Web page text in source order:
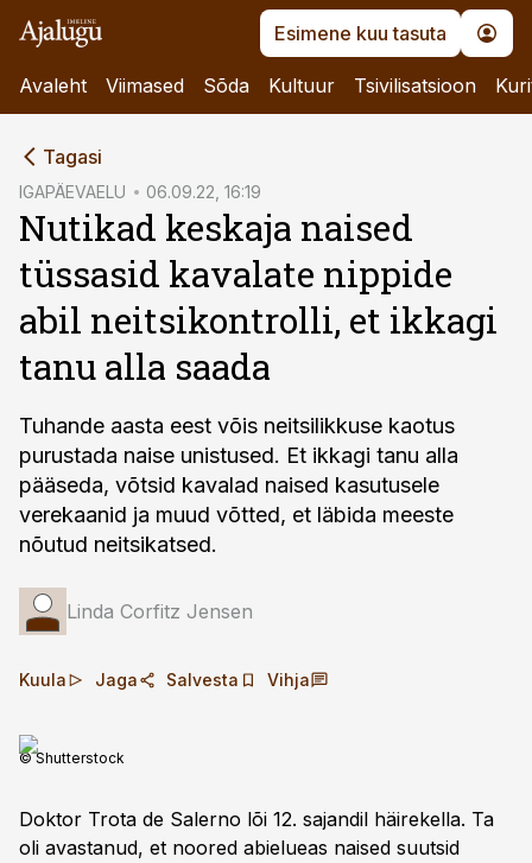
Esimene kuu tasuta
Avaleht Viimased Sõda Kultuur Tsivilisatsioon
Tagasi
IGAPÄEVAELU 06.09.22, 16:19
Nutikad keskaja naised
tüssasid kavalate nippide
abil neitsikontrolli, et ikkagi
tanu alla saada
Tuhande aasta eest võis neitsilikkuse kaotus
purustada naise unistused. Et ikkagi tanu alla
pääseda, võtsid kavalad naised kasutusele
verekaanid ja muud võtted, et läbida meeste
nõutud neitsikatsed.
Linda Corfitz Jensen
Kuula Jaga Salvesta Vihja
© Shutterstock
Doktor Trota de Salerno lõi 12. sajandil häirekella. Ta
oli avastanud, et noored abielueas naised suutsid